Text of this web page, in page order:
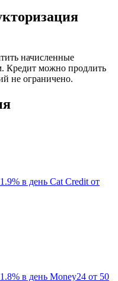
начисленные
Кредит можно продлить
не ограничено.
в день Cat Credit от
в день Money24 от 50